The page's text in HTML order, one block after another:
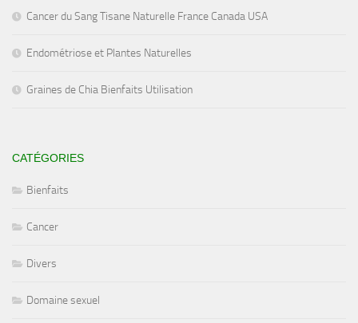
Cancer du Sang Tisane Naturelle France Canada USA
Endométriose et Plantes Naturelles
Graines de Chia Bienfaits Utilisation
CATÉGORIES
Bienfaits
Cancer
Divers
Domaine sexuel